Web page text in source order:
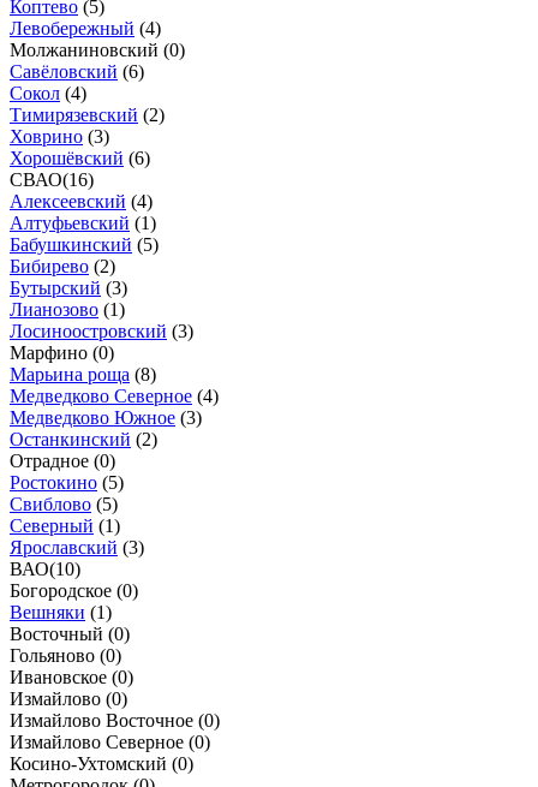
Коптево (5)
Левобережный (4)
Молжаниновский (0)
Савёловский (6)
Сокол (4)
Тимирязевский (2)
Ховрино (3)
Хорошёвский (6)
СВАО(16)
Алексеевский (4)
Алтуфьевский (1)
Бабушкинский (5)
Бибирево (2)
Бутырский (3)
Лианозово (1)
Лосиноостровский (3)
Марфино (0)
Марьина роща (8)
Медведково Северное (4)
Медведково Южное (3)
Останкинский (2)
Отрадное (0)
Ростокино (5)
Свиблово (5)
Северный (1)
Ярославский (3)
ВАО(10)
Богородское (0)
Вешняки (1)
Восточный (0)
Гольяново (0)
Ивановское (0)
Измайлово (0)
Измайлово Восточное (0)
Измайлово Северное (0)
Косино-Ухтомский (0)